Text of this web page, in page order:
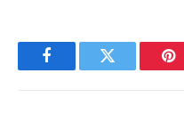
FacebookTwitter